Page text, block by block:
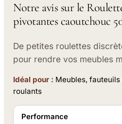
Notre avis sur le
pivotantes caoutchouc
De petites roulettes
pour rendre vos meubles
Idéal pour : Meubles,
roulants
Performance